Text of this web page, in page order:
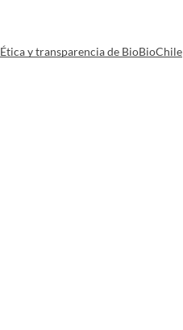
Ética y transparencia de BioBioChile